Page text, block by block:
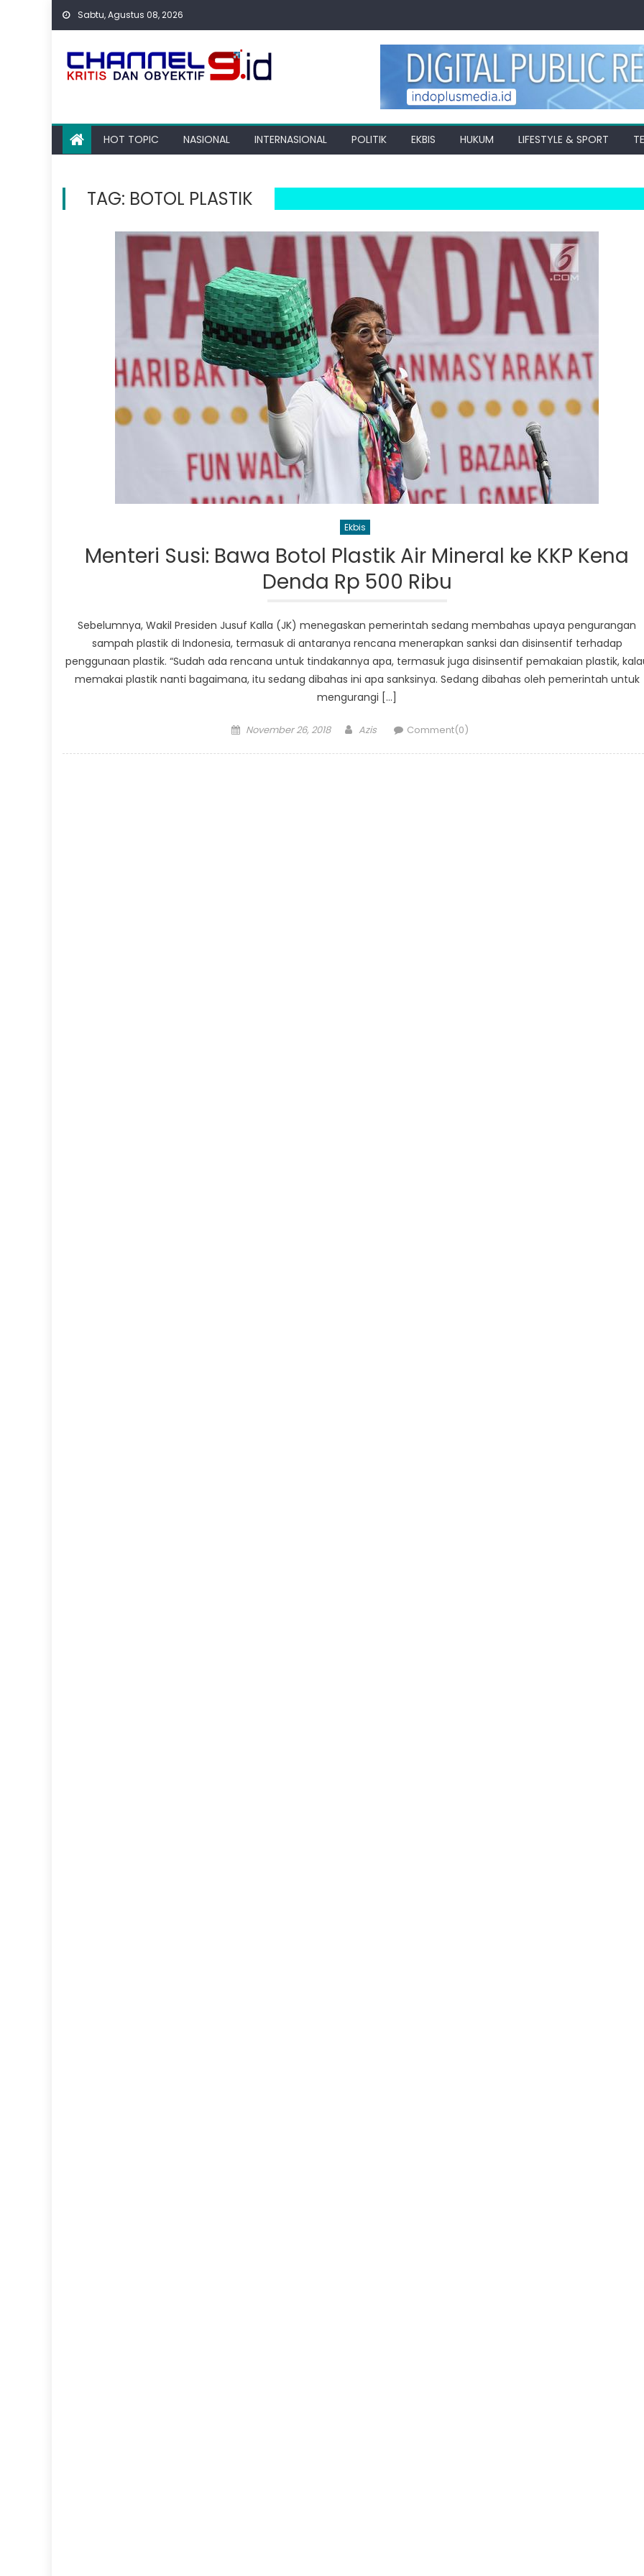
Skip
Sabtu, Agustus 08, 2026
HOT TOPIC NASIONAL INTERNASIONAL POLITIK EKBIS HUKUM LIFESTYLE & SPORT
TAG: BOTOL PLASTIK
Ekbis
Menteri Susi: Bawa Botol Plastik Air Mineral ke KKP Kena
Denda Rp 500 Ribu
Sebelumnya, Wakil Presiden Jusuf Kalla (JK) menegaskan pemerintah sedang membahas upaya pengurangan
sampah plastik di Indonesia, termasuk di antaranya rencana menerapkan sanksi dan disinsentif terhadap
penggunaan plastik. “Sudah ada rencana untuk tindakannya apa, termasuk juga disinsentif pemakaian plastik,
memakai plastik nanti bagaimana, itu sedang dibahas ini apa sanksinya. Sedang dibahas oleh pemerintah untuk
mengurangi […]
Posted
November 26, 2018 Author
Azis Comment(0)